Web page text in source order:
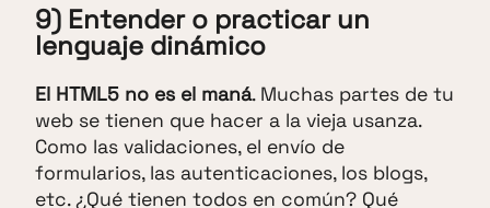
9) Entender o practicar un
lenguaje dinámico
El HTML5 no es el maná. Muchas partes de tu
web se tienen que hacer a la vieja usanza.
Como las validaciones, el envío de
formularios, las autenticaciones, los blogs,
etc. ¿Qué tienen todos en común? Qué